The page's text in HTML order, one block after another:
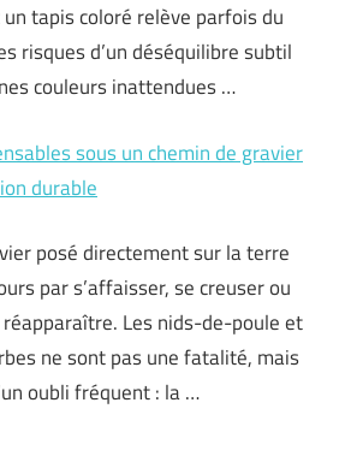
un tapis coloré relève parfois du
risques d’un déséquilibre subtil
couleurs inattendues …
sous un chemin de gravier
durable
posé directement sur la terre
par s’affaisser, se creuser ou
Les nids-de-poule et
ne sont pas une fatalité, mais
oubli fréquent : la …